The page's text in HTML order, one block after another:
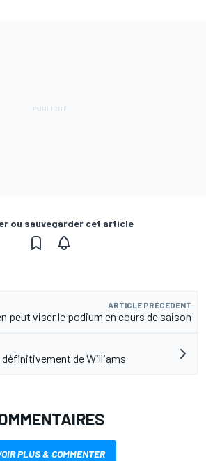
ou sauvegarder cet article
ARTICLE PRÉCÉDENT
peut viser le podium en cours de saison
de Williams
PLUS & COMMENTER